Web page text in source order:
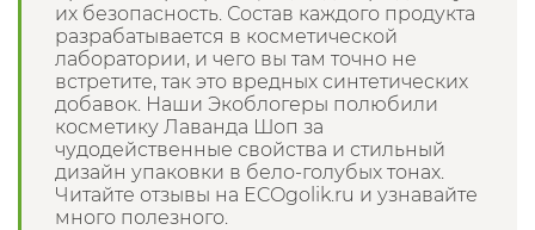
их безопасность. Состав каждого продукта
разрабатывается в косметической
лаборатории, и чего вы там точно не
встретите, так это вредных синтетических
добавок. Наши Экоблогеры полюбили
косметику Лаванда Шоп за
чудодейственные свойства и стильный
дизайн упаковки в бело-голубых тонах.
Читайте отзывы на ECOgolik.ru и узнавайте
много полезного.